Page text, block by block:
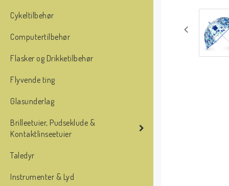
Cykeltilbehør
Computertilbehør
Flasker og Drikketilbehør
Flyvende ting
Glasunderlag
Brilleetuier, Pudseklude &
Kontaktlinseetuier
Taledyr
Instrumenter & Lyd